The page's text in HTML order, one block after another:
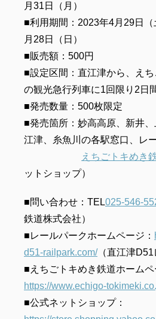
月31日（月）
■利用期間：2023年4月29日
月28日（日）
■販売額：500円
■設定区間：直江津から、え
の観光急行列車に1回限り2日
■発売数量：500枚限定
■発売箇所：妙高高原、新井
江津、糸魚川の各駅窓口、レ
えちごトキめき
ットショップ）
■問い合わせ：TEL025-546-
鉄道株式会社）
■レールパークホームページ：
d51-railpark.com/（直江津D51
■えちごトキめき鉄道ホームペ
https://www.echigo-
■公式ネットショップ：